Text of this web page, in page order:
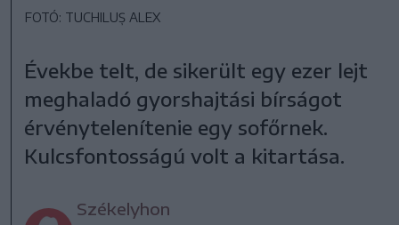
FOTÓ: TUCHILUȘ ALEX
Évekbe telt, de sikerült egy ezer lejt
meghaladó gyorshajtási bírságot
érvénytelenítenie egy sofőrnek.
Kulcsfontosságú volt a kitartása.
Székelyhon